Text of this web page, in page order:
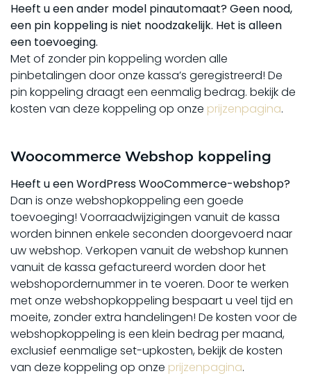
Heeft u een ander model pinautomaat? Geen nood,
een pin koppeling is niet noodzakelijk. Het is alleen
een toevoeging.
Met of zonder pin koppeling worden alle
pinbetalingen door onze kassa’s geregistreerd! De
pin koppeling draagt een eenmalig bedrag. bekijk de
kosten van deze koppeling op onze prijzenpagina.
Woocommerce Webshop koppeling
Heeft u een WordPress WooCommerce-webshop?
Dan is onze webshopkoppeling een goede
toevoeging! Voorraadwijzigingen vanuit de kassa
worden binnen enkele seconden doorgevoerd naar
uw webshop. Verkopen vanuit de webshop kunnen
vanuit de kassa gefactureerd worden door het
webshopordernummer in te voeren. Door te werken
met onze webshopkoppeling bespaart u veel tijd en
moeite, zonder extra handelingen! De kosten voor de
webshopkoppeling is een klein bedrag per maand,
exclusief eenmalige set-upkosten, bekijk de kosten
van deze koppeling op onze prijzenpagina.